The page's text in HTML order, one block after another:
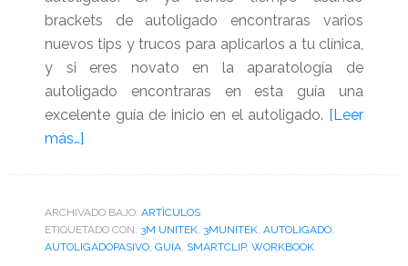
brackets de autoligado encontraras varios
nuevos tips y trucos para aplicarlos a tu clínica,
y si eres novato en la aparatología de
autoligado encontraras en esta guía una
excelente guía de inicio en el autoligado. [Leer
más…]acerca
de
autoligado
de
ARCHIVADO BAJO: ARTÌCULOS
ETIQUETADO CON: 3M UNITEK, 3MUNITEK, AUTOLIGADO,
AUTOLIGADOPASIVO, GUÌA, SMARTCLIP, WORKBOOK